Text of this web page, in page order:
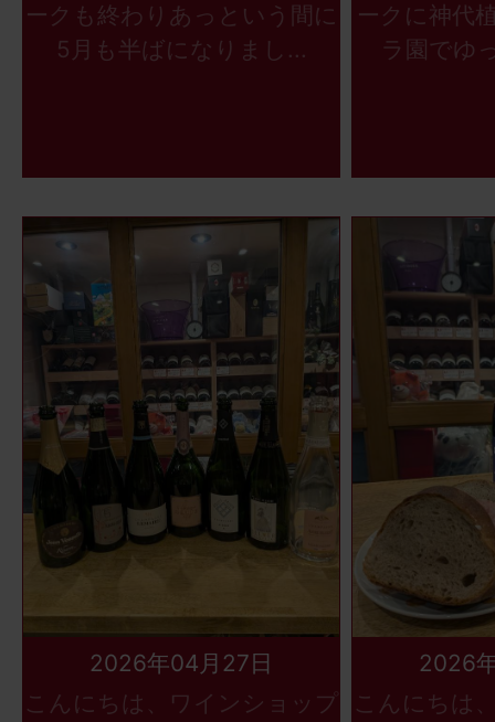
ークも終わりあっという間に
5月も半ばになりまし...
ークに神代
ラ園でゆ
2026年04月27日
こんにちは、ワインショップ
2026
こんにちは